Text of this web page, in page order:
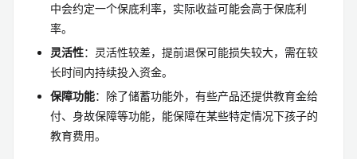
中会约定一个保底利率，实际收益可能会高于保底利
率。
灵活性：灵活性较差，提前退保可能损失较大，需在较
长时间内持续投入资金。
保障功能：除了储蓄功能外，有些产品还提供教育金给
付、身故保障等功能，能保障在某些特定情况下孩子的
教育费用。